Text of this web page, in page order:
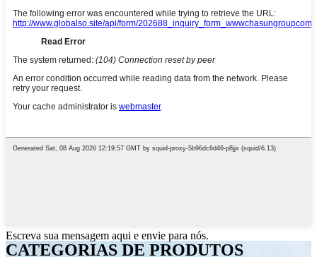
Escreva sua mensagem aqui e envie para nós.
CATEGORIAS DE PRODUTOS